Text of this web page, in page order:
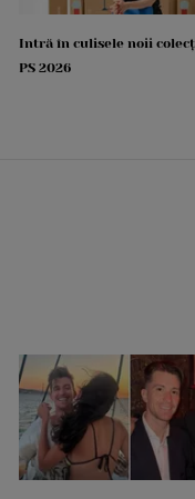
Intră în culisele noii
PS 2026